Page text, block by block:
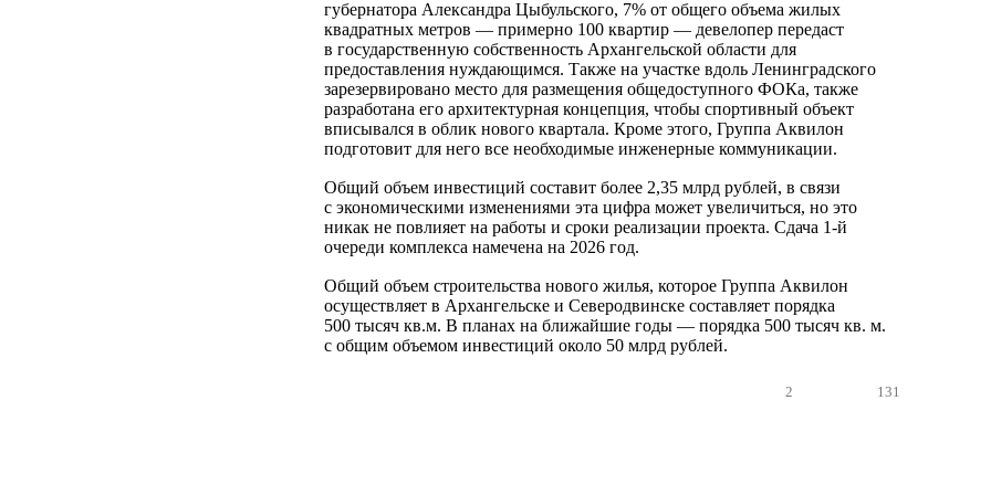
губернатора Александра Цыбульского, 7% от общего объема жилых
квадратных метров — примерно 100 квартир — девелопер передаст
в государственную собственность Архангельской области для
предоставления нуждающимся. Также на участке вдоль Ленинградского
зарезервировано место для размещения общедоступного ФОКа, также
разработана его архитектурная концепция, чтобы спортивный объект
вписывался в облик нового квартала. Кроме этого, Группа Аквилон
подготовит для него все необходимые инженерные коммуникации.
Общий объем инвестиций составит более 2,35 млрд рублей, в связи
с экономическими изменениями эта цифра может увеличиться, но это
никак не повлияет на работы и сроки реализации проекта. Сдача 1-й
очереди комплекса намечена на 2026 год.
Общий объем строительства нового жилья, которое Группа Аквилон
осуществляет в Архангельске и Северодвинске составляет порядка
500 тысяч кв.м. В планах на ближайшие годы — порядка 500 тысяч кв. м.
с общим объемом инвестиций около 50 млрд рублей.
2 131